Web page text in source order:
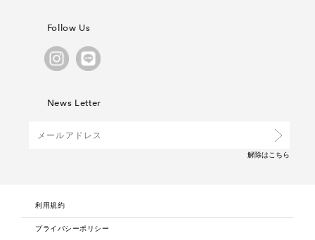
Follow Us
News Letter
解除は こちら
利用規約
プライバシーポリシー